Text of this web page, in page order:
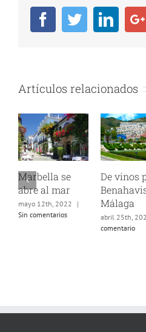
Facebook
Twitter
Artículos relacionados
se
al mar
12th, 2022 |
comentarios
De vinos por
Benahavis -
Málaga
abril 25th, 2022 |
1
comentario